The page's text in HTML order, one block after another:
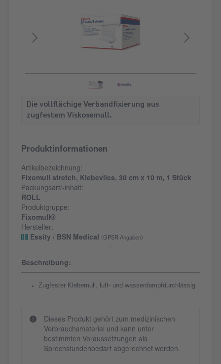
Die vollflächige Verbandfixierung aus
zugfestem Viskosemull.
Produktinformationen
Artikelbezeichnung:
Fixomull stretch, Klebevlies, 30 cm x 10 m, 1 Stück
Packungsart/-inhalt:
ROLL
Produktgruppe:
Fixomull®
Hersteller:
Essity / BSN Medical
(GPSR Angaben)
Beschreibung:
Zugfester Klebemull, luft- und wasserdampfdurchlässig
Dieses Produkt gehört zum medizinischen
Verbrauchsmaterial und kann unter
bestimmten Voraussetzungen als
Sprechstundenbedarf abgerechnet werden.